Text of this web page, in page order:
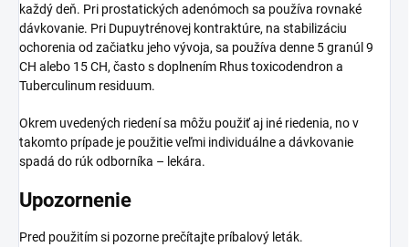
každý deň. Pri prostatických adenómoch sa používa rovnaké
dávkovanie. Pri Dupuytrénovej kontraktúre, na stabilizáciu
ochorenia od začiatku jeho vývoja, sa používa denne 5 granúl 9
CH alebo 15 CH, často s doplnením Rhus toxicodendron a
Tuberculinum residuum.
Okrem uvedených riedení sa môžu použiť aj iné riedenia, no v
takomto prípade je použitie veľmi individuálne a dávkovanie
spadá do rúk odborníka – lekára.
Upozornenie
Pred použitím si pozorne prečítajte príbalový leták.